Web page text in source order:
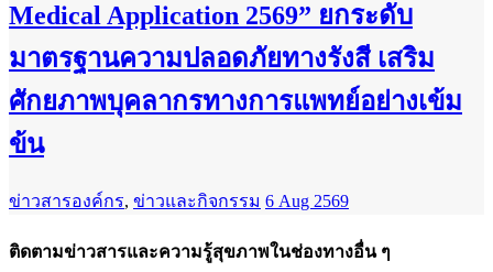
Medical Application 2569” ยกระดับ
มาตรฐานความปลอดภัยทางรังสี เสริม
ศักยภาพบุคลากรทางการแพทย์อย่างเข้ม
ข้น
ข่าวสารองค์กร, ข่าวและกิจกรรม 6 Aug 2569
ติดตามข่าวสารและความรู้สุขภาพในช่องทางอื่น ๆ